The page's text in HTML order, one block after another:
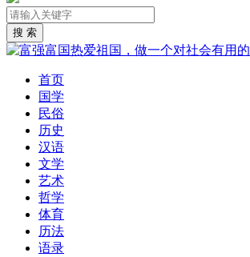
首页
国学
民俗
历史
汉语
文学
艺术
哲学
体育
历法
语录